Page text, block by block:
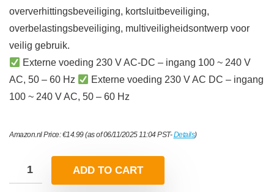
oververhittingsbeveiliging, kortsluitbeveiliging,
overbelastingsbeveiliging, multiveiligheidsontwerp voor
veilig gebruik.
Externe voeding 230 V AC-DC – ingang 100 ~ 240 V
AC, 50 – 60 Hz
Externe voeding 230 V AC DC – ingang
100 ~ 240 V AC, 50 – 60 Hz
Amazon.nl Price:€14.99(as of 06/11/2025 11:04 PST-Details)
ADD TO CART